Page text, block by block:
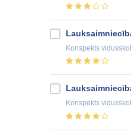
Konspekts
Konspekts